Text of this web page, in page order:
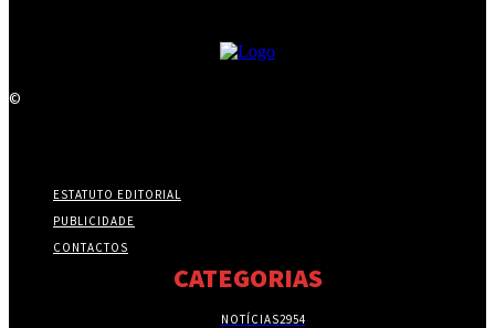
©
ESTATUTO EDITORIAL
PUBLICIDADE
CONTACTOS
CATEGORIAS
NOTÍCIAS2954